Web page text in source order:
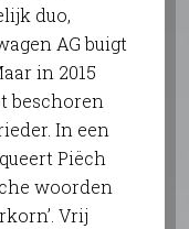
duo,
AG buigt
in 2015
beschoren
In een
Piëch
woorden
Vrij